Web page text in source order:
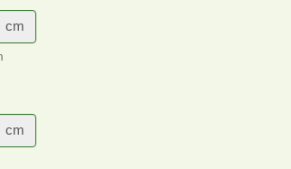
cm
cm